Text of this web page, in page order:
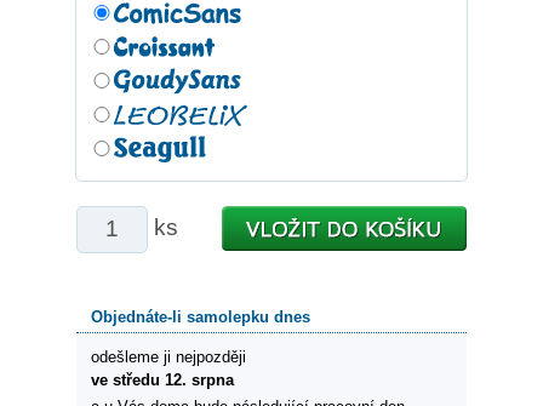
ks
Objednáte-li samolepku dnes
odešleme ji nejpozději
ve středu 12. srpna